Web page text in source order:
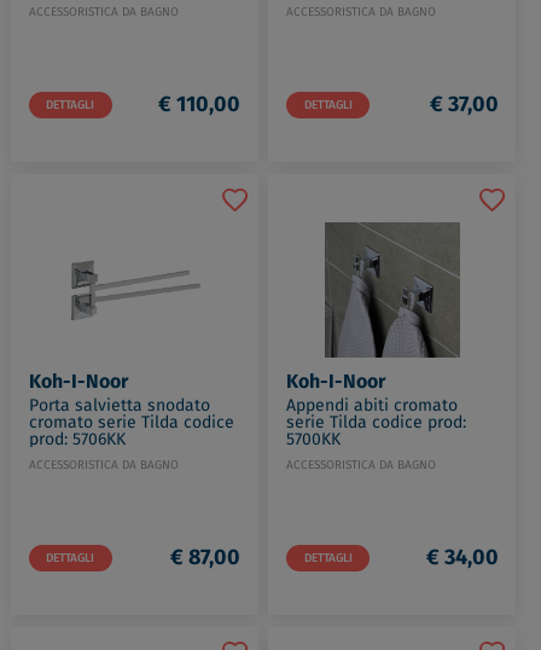
ACCESSORISTICA DA BAGNO
DETTAGLI € 110,00
ACCESSORISTICA DA BAGNO
DETTAGLI € 37,00
Koh-I-Noor
Porta salvietta snodato
cromato serie Tilda codice
prod: 5706KK
ACCESSORISTICA DA BAGNO
DETTAGLI € 87,00
Koh-I-Noor
Appendi abiti cromato
serie Tilda codice prod:
5700KK
ACCESSORISTICA DA BAGNO
DETTAGLI € 34,00